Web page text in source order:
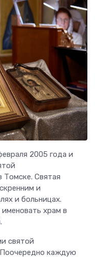
2005 года и
Томске. Святая
и
и больницах.
храм в
святой
каждую